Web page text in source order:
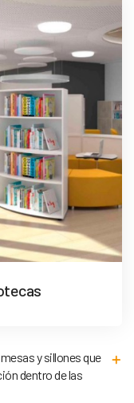
y sillones que
dentro de las